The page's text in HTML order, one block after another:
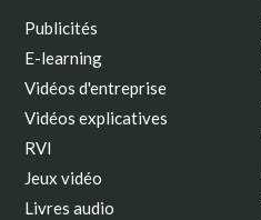
Publicités
E-learning
Vidéos d'entreprise
Vidéos explicatives
RVI
Jeux vidéo
Livres audio